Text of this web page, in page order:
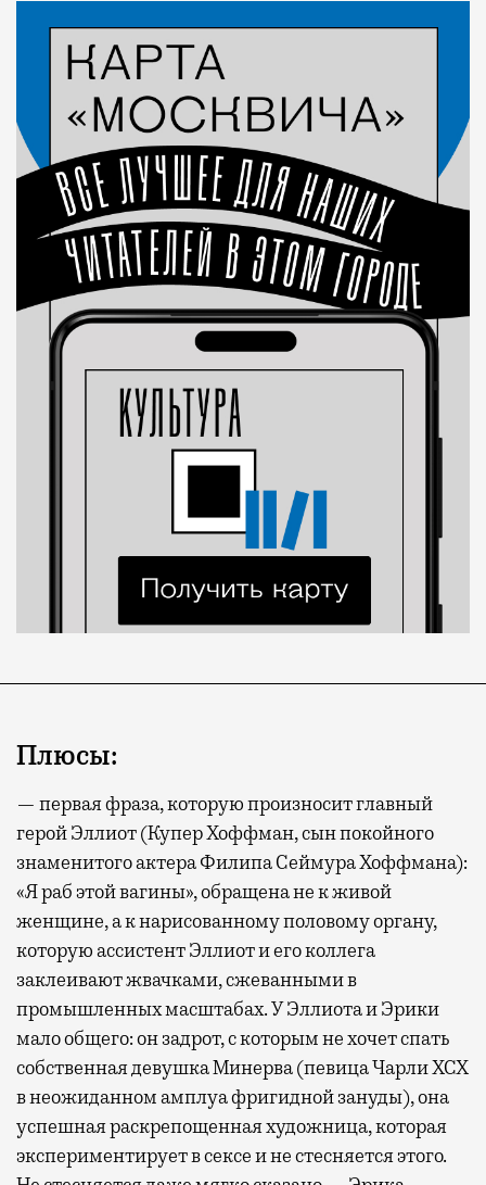
Плюсы:
— первая фраза, которую произносит главный
герой Эллиот (Купер Хоффман, сын покойного
знаменитого актера Филипа Сеймура Хоффмана):
«Я раб этой вагины», обращена не к живой
женщине, а к нарисованному половому органу,
которую ассистент Эллиот и его коллега
заклеивают жвачками, сжеванными в
промышленных масштабах. У Эллиота и Эрики
мало общего: он задрот, с которым не хочет спать
собственная девушка Минерва (певица Чарли XCX
в неожиданном амплуа фригидной зануды), она
успешная раскрепощенная художница, которая
экспериментирует в сексе и не стесняется этого.